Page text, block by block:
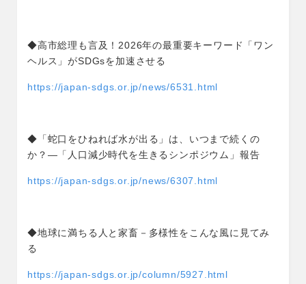
◆高市総理も言及！2026年の最重要キーワード「ワン
ヘルス」がSDGsを加速させる
https://japan-sdgs.or.jp/news/6531.html
◆「蛇口をひねれば水が出る」は、いつまで続くの
か？―「人口減少時代を生きるシンポジウム」報告
https://japan-sdgs.or.jp/news/6307.html
◆地球に満ちる人と家畜－多様性をこんな風に見てみ
る
https://japan-sdgs.or.jp/column/5927.html